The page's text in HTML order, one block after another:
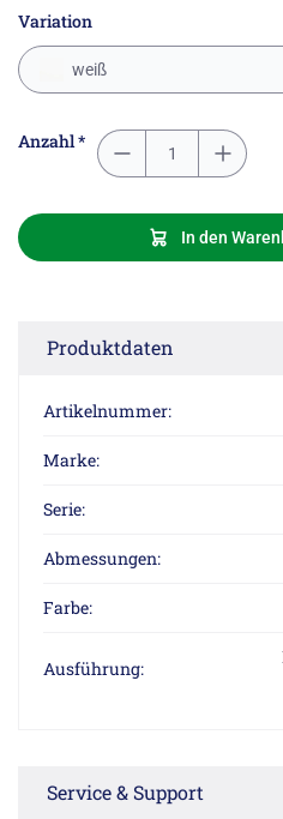
Variation
weiß
Anzahl *
In den
Produktdaten
Artikelnummer:
Marke:
Serie:
Abmessungen:
Farbe:
Ausführung:
Service & Support